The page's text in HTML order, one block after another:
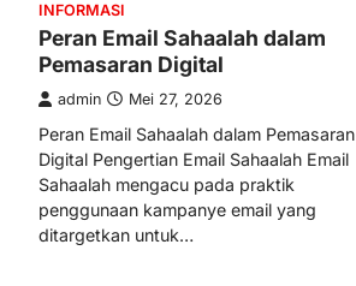
INFORMASI
Peran Email Sahaalah dalam
Pemasaran Digital
admin Mei 27, 2026
Peran Email Sahaalah dalam Pemasaran
Digital Pengertian Email Sahaalah Email
Sahaalah mengacu pada praktik
penggunaan kampanye email yang
ditargetkan untuk…